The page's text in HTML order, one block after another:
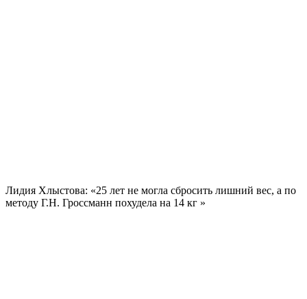
Лидия Хлыстова: «25 лет не могла сбросить лишний вес, а по
методу Г.Н. Гроссманн похудела на 14 кг »